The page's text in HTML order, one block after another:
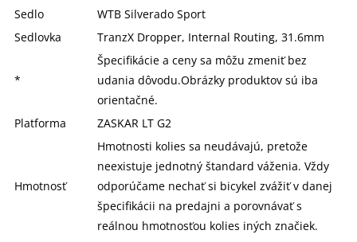
Sedlo
WTB Silverado Sport
Sedlovka
TranzX Dropper, Internal Routing, 31.6mm
*
Špecifikácie a ceny sa môžu zmeniť bez
udania dôvodu.Obrázky produktov sú iba
orientačné.
Platforma
ZASKAR LT G2
Hmotnosť
Hmotnosti kolies sa neudávajú, pretože
neexistuje jednotný štandard váženia. Vždy
odporúčame nechať si bicykel zvážiť v danej
špecifikácii na predajni a porovnávať s
reálnou hmotnosťou kolies iných značiek.